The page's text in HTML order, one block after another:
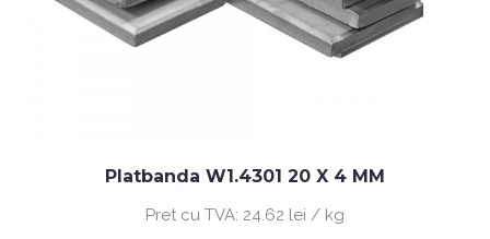
Platbanda W1.4301 20 X 4 MM
Pret cu TVA: 24.62 lei / kg